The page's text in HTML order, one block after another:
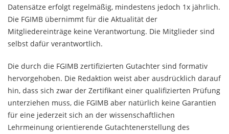
Datensätze erfolgt regelmäßig, mindestens jedoch 1x jährlich.
Die FGIMB übernimmt für die Aktualität der
Mitgliedereinträge keine Verantwortung. Die Mitglieder sind
selbst dafür verantwortlich.
Die durch die FGIMB zertifizierten Gutachter sind formativ
hervorgehoben. Die Redaktion weist aber ausdrücklich darauf
hin, dass sich zwar der Zertifikant einer qualifizierten Prüfung
unterziehen muss, die FGIMB aber natürlich keine Garantien
für eine jederzeit sich an der wissenschaftlichen
Lehrmeinung orientierende Gutachtenerstellung des